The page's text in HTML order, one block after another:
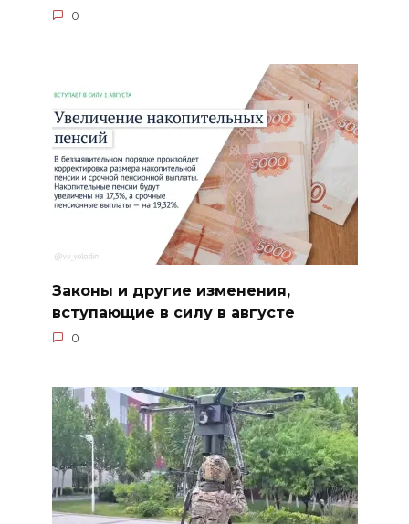
0
Законы и другие изменения,
вступающие в силу в августе
0